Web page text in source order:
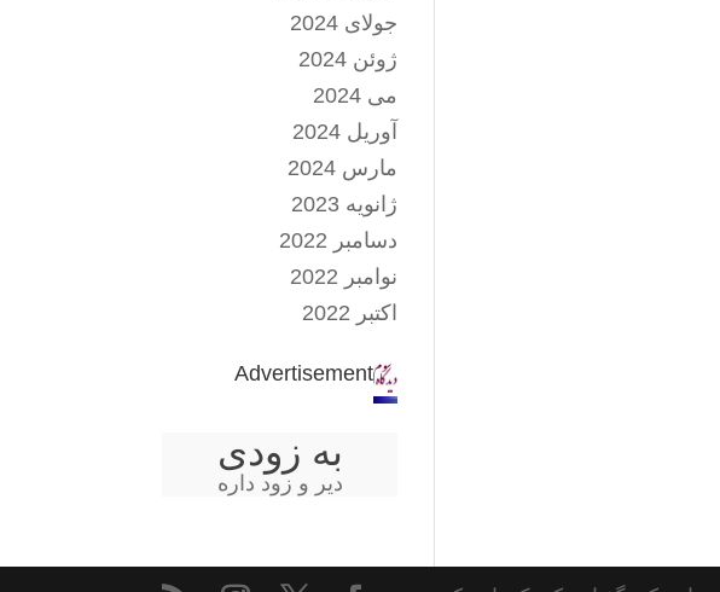
جولای 2024
ژوئن 2024
می 2024
آوریل 2024
مارس 2024
ژانویه 2023
دسامبر 2022
نوامبر 2022
اکتبر 2022
Advertisement
به زودی
دیر و زود داره